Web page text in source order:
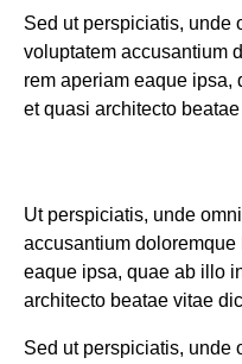
Sed ut perspiciatis, unde
voluptatem accusantium
rem aperiam eaque ipsa,
et quasi architecto
Ut perspiciatis, unde
accusantium
eaque ipsa, quae ab illo
architecto beatae vitae
Sed ut perspiciatis, unde